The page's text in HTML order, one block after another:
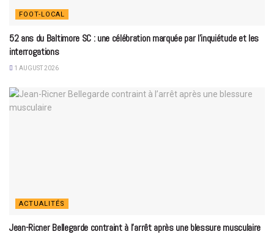
FOOT-LOCAL
52 ans du Baltimore SC : une célébration marquée par l’inquiétude et les
interrogations
1 AUGUST 2026
ACTUALITÉS
Jean-Ricner Bellegarde contraint à l’arrêt après une blessure musculaire